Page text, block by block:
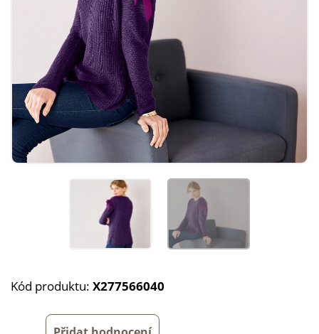
Kód produktu: X277566040